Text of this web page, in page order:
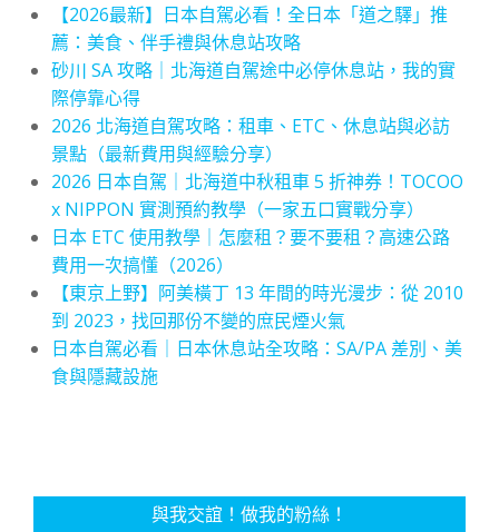
【2026最新】日本自駕必看！全日本「道之驛」推
薦：美食、伴手禮與休息站攻略
砂川 SA 攻略｜北海道自駕途中必停休息站，我的實
際停靠心得
2026 北海道自駕攻略：租車、ETC、休息站與必訪
景點（最新費用與經驗分享）
2026 日本自駕｜北海道中秋租車 5 折神券！TOCOO
x NIPPON 實測預約教學（一家五口實戰分享）
日本 ETC 使用教學｜怎麼租？要不要租？高速公路
費用一次搞懂（2026）
【東京上野】阿美橫丁 13 年間的時光漫步：從 2010
到 2023，找回那份不變的庶民煙火氣
日本自駕必看｜日本休息站全攻略：SA/PA 差別、美
食與隱藏設施
與我交誼！做我的粉絲！